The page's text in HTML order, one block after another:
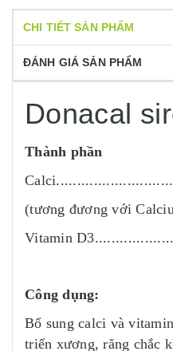
CHI TIẾT SẢN PHẨM
ĐÁNH GIÁ SẢN PHẨM
Donacal
Thành phần
(tương đương với
Vitamin
Công dụng:
Bổ sung calci và
triển xương, răng chắc